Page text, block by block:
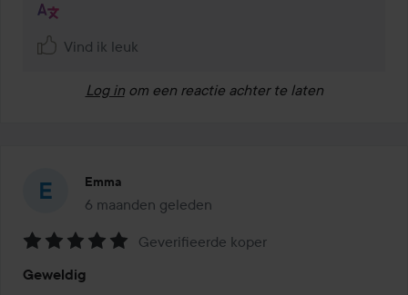
Vind ik leuk
Log in om een reactie achter te laten
Emma
6 maanden geleden
Het bericht is gemaakt 6 maanden geleden
5
Geverifieerde koper
Geweldig